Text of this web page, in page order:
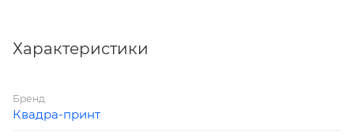
Характеристики
Бренд
Квадра-принт